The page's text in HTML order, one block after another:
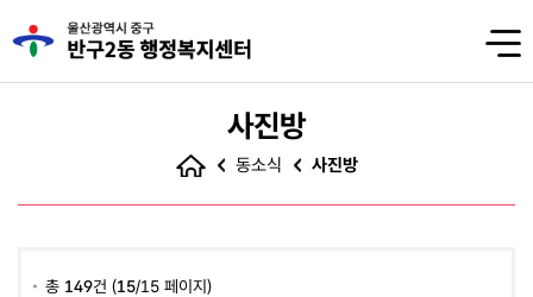
사진방
동소식 사진방
총 149건 (15/15 페이지)